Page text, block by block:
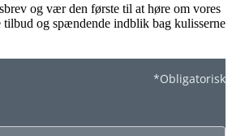
og vær den første til at høre om vores
tilbud og spændende indblik bag kulisserne
*Obligatorisk